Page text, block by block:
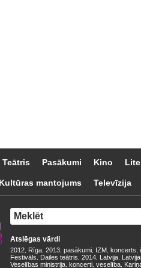
Teātris Pasākumi Kino
Kultūras mantojums Televīzija
Atslēgas vārdi
2012 Rīga 2013 pasākumi IZM koncerts
Festivāls Dailes teātris 2014 Latvija
Veselības ministrija koncerti veselība